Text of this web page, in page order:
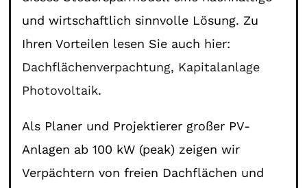
und wirtschaftlich sinnvolle Lösung. Zu
Ihren Vorteilen lesen Sie auch hier:
Dachflächenverpachtung, Kapitalanlage
Photovoltaik.
Als Planer und Projektierer großer PV-
Anlagen ab 100 kW (peak) zeigen wir
Verpächtern von freien Dachflächen und